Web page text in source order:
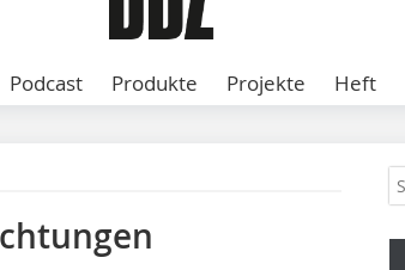
Podcast Produkte Projekte Heft